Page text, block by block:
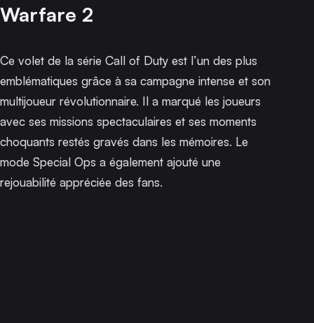
Warfare 2
Ce volet de la série Call of Duty est l’un des plus
emblématiques grâce à sa campagne intense et son
multijoueur révolutionnaire. Il a marqué les joueurs
avec ses missions spectaculaires et ses moments
choquants restés gravés dans les mémoires. Le
mode Special Ops a également ajouté une
rejouabilité appréciée des fans.